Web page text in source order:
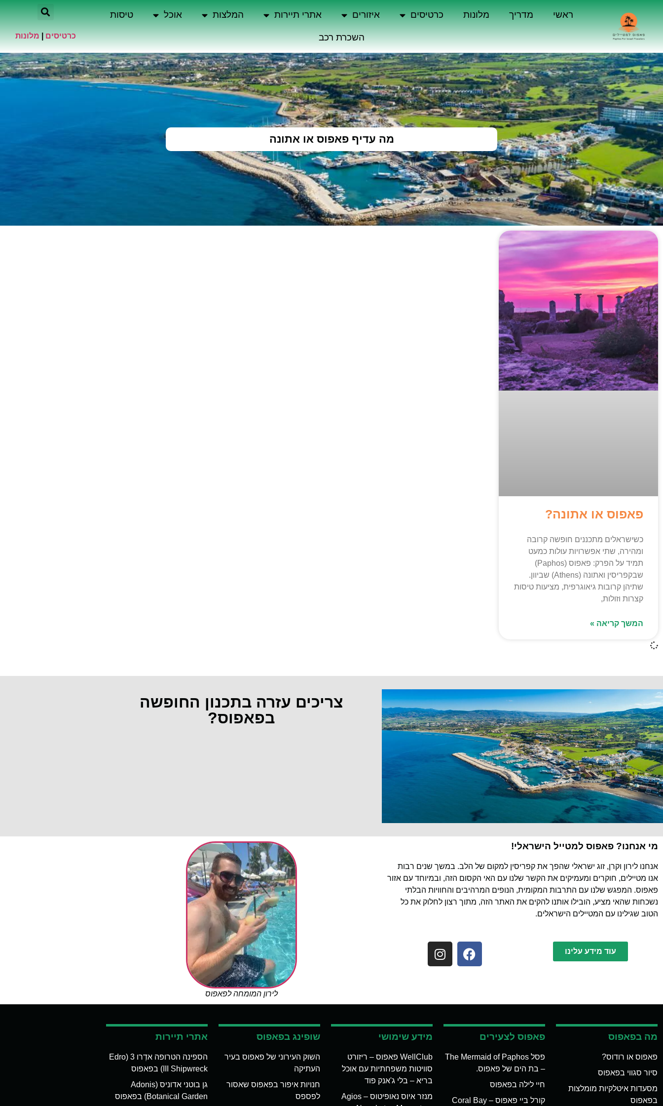
ראשי מדריך מלונות כרטיסים איזורים אתרי תיירות המלצות אוכל טיסות
השכרת רכב כרטיסים מלונות
מה עדיף פאפוס או אתונה
פאפוס או אתונה?
כשישראלים מתכננים חופשה קרובה
ומהירה, שתי אפשרויות עולות כמעט
תמיד על הפרק: פאפוס (Paphos)
שבקפריסין ואתונה (Athens) שביוון.
שתיהן קרובות גיאוגרפית, מציעות טיסות
קצרות וזולות,
המשך קריאה »
צריכים עזרה בתכנון החופשה
בפאפוס?
מי אנחנו? פאפוס למטייל הישראלי!
אנחנו לירון וקרן, זוג ישראלי שהפך את קפריסין למקום של הלב. במשך שנים רבות
אנו מטיילים, חוקרים ומעמיקים את הקשר שלנו עם האי הקסום הזה, ובמיוחד עם אזור
פאפוס. המפגש שלנו עם התרבות המקומית, הנופים המרהיבים והחוויות הבלתי
נשכחות שהאי מציע, הובילו אותנו להקים את האתר הזה, מתוך רצון לחלוק את כל
הטוב שגילינו עם המטיילים הישראלים.
עוד מידע עלינו
לירון המומחה לפאפוס
מה בפאפוס
פאפוס או רודוס?
סיור סגווי בפאפוס
מסעדות איטלקיות מומלצות
בפאפוס
פאפוס לצעירים
פסל The Mermaid of Paphos
– בת הים של פאפוס.
חיי לילה בפאפוס
קורל ביי פאפוס – Coral Bay
מידע שימושי
WellClub פאפוס – ריזורט
סוויטות משפחתיות עם אוכל
בריא – בלי ג'אנק פוד
מנזר איוס נאופיטוס – Agios
שופינג בפאפוס
השוק העירוני של פאפוס בעיר
העתיקה
חנויות איפור בפאפוס שאסור
לפספס
אתרי תיירות
הספינה הטרופה אדְרו 3 (Edro
III Shipwreck) בפאפוס
גן בוטני אדוניס (Adonis
Botanical Garden) בפאפוס